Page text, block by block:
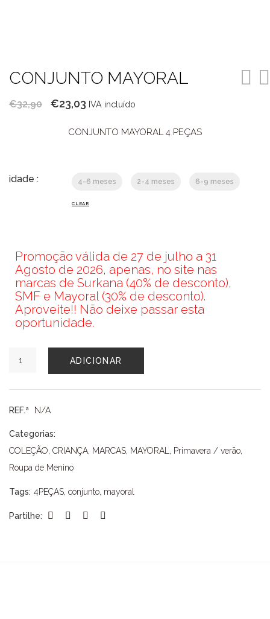
CONJUNTO MAYORAL
€32,90
O
original
€23,03 O
atual
IVA incluído
CONJUNTO MAYORAL 4 PEÇAS
idade : 4-6 meses 2-4 meses 6-9 meses
CLEAR
Promoção válida de 27 de julho a 31
Agosto de 2026, apenas, no site nas
marcas de Surkana (40% de desconto),
SMF e Mayoral (30% de desconto).
Aproveite!! Não deixe passar esta
oportunidade.
de
MAYORAL
ADICIONAR
REF.ª N/A
Categorias:
COLEÇÃO, CRIANÇA, MARCAS, MAYORAL, Primavera / verão,
Roupa de Menino
Tags: 4PEÇAS, conjunto, mayoral
Partilhe: